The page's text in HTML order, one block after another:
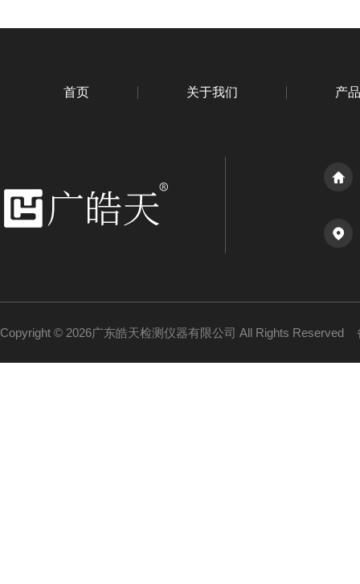
首页 关于我们 产
Copyright © 2026广东皓天检测仪器有限公司 All Rights Reserved